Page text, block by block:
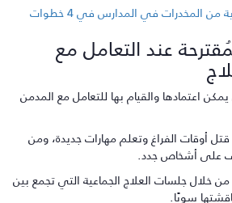
المخدرات في المدارس في 4 خطوات
عند التعامل مع
والقيام بها للتعامل مع المدمن
الفراغ وتعلم مهارات جديدة، ومن
على أشخاص جدد.
جلسات العلاج الجماعية التي تجمع بين
سويًا.